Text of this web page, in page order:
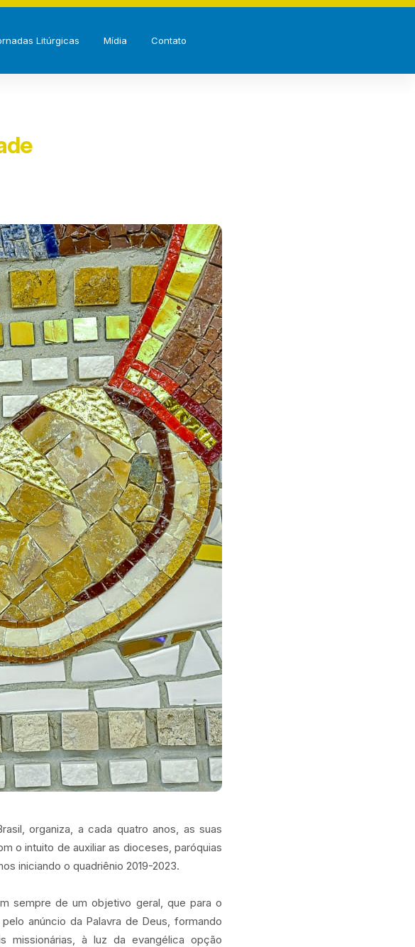
Litúrgicas Mídia Contato
organiza, a cada quatro anos, as suas
o intuito de auxiliar as dioceses, paróquias
iniciando o quadriênio 2019-2023.
sempre de um objetivo geral, que para o
anúncio da Palavra de Deus, formando
missionárias, à luz da evangélica opção